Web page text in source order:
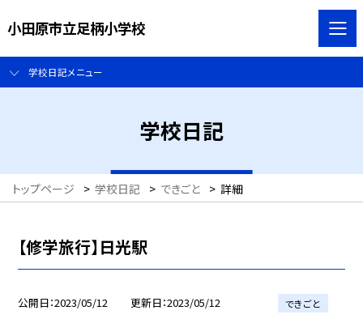
小田原市立足柄小学校
学校日記メニュー
学校日記
トップページ > 学校日記 > できごと > 詳細
【修学旅行】日光駅
公開日 2023/05/12 更新日 2023/05/12 できごと